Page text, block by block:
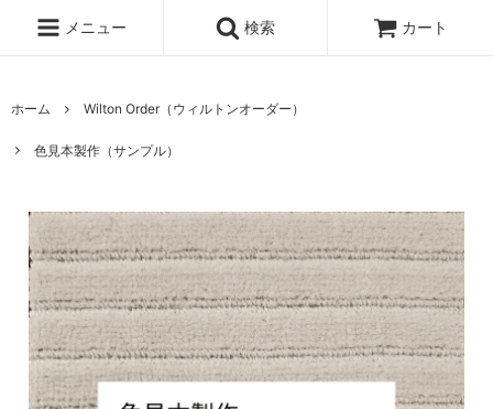
メニュー 検索 カート
ホーム Wilton Order（ウィルトンオーダー）
色見本製作（サンプル）